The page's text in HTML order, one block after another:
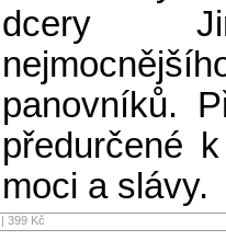
dcery
panovníků.
předurčené
moci a slávy.
399 Kč